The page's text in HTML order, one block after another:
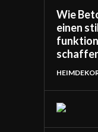
Wie
einen